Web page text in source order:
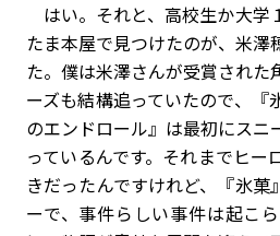
はい。それと、高校生か大学
たま本屋で見つけたのが、米澤
た。僕は米澤さんが受賞された
ーズも結構追っていたので、『
のエンドロール』は最初にスニ
っているんです。それまでヒー
きだったんですけれど、『氷菓
ーで、事件らしい事件は起こ